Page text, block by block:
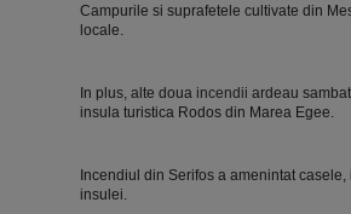
Campurile si suprafetele cultivate din
locale.
In plus, alte doua incendii ardeau
insula turistica Rodos din Marea Egee.
Incendiul din Serifos a amenintat
insulei.